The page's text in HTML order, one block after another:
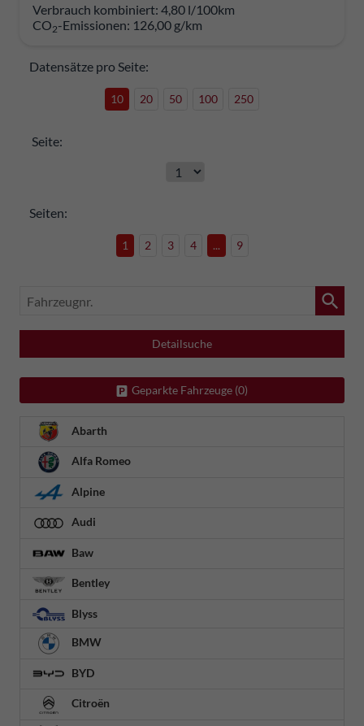
Verbrauch kombiniert: 4,80 l/100km
CO2-Emissionen: 126,00 g/km
Datensätze pro Seite:
10 20 50 100 250
Seite:
Seiten:
1 2 3 4 ... 9
Fahrzeugnr.
Detailsuche
Geparkte Fahrzeuge (0)
Abarth
Alfa Romeo
Alpine
Audi
Baw
Bentley
Blyss
BMW
BYD
Citroën